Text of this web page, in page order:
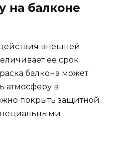
на балконе
внешней
её срок
балкона может
атмосферу в
покрыть защитной